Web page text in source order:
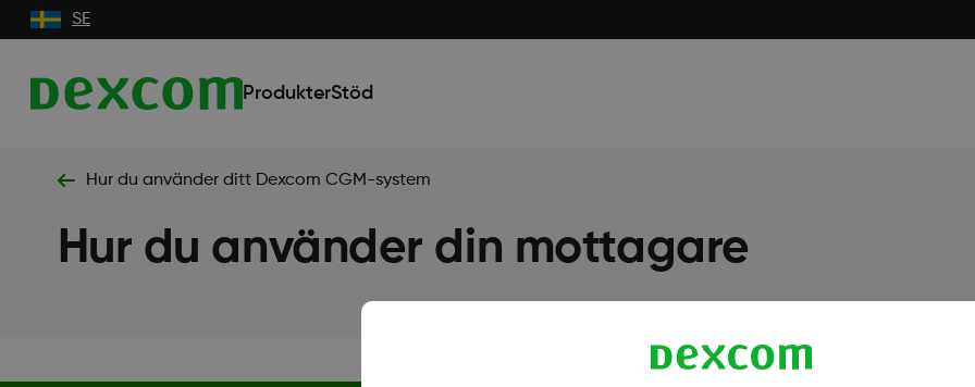
SE
ProdukterStöd
Hur du använder ditt Dexcom CGM-system
Hur du använder din mottagare